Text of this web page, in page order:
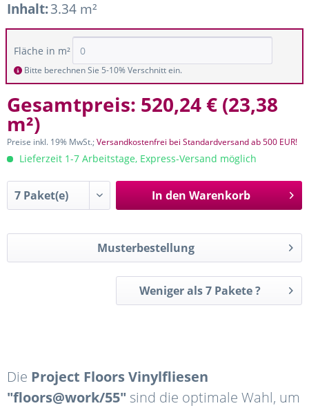
Inhalt:3.34 m²
Fläche in m²
Bitte berechnen Sie 5-10% Verschnitt ein.
Gesamtpreis: 520,24 € (23,38
m²)
Preise inkl. 19% MwSt.;Versandkostenfrei bei Standardversand ab 500 EUR!
Lieferzeit 1-7 Arbeitstage, Express-Versand möglich
In den Warenkorb
Musterbestellung
Weniger als 7 Pakete ?
Die Project Floors Vinylfliesen
"floors@work/55" sind die optimale Wahl, um